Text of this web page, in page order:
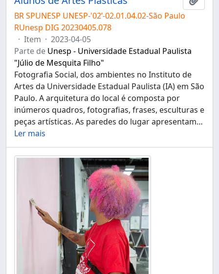
BR SPUNESP UNESP-'02’-02.01.04.02-São Paulo
RUnesp DIG 20230405.078
· Item · 2023-04-05
Parte de Unesp - Universidade Estadual Paulista
"Júlio de Mesquita Filho"
Fotografia Social, dos ambientes no Instituto de
Artes da Universidade Estadual Paulista (IA) em São
Paulo. A arquitetura do local é composta por
inúmeros quadros, fotografias, frases, esculturas e
peças artísticas. As paredes do lugar apresentam…
Ler mais